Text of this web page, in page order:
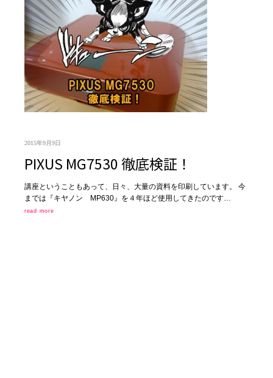
2015年9月9日
PIXUS MG7530 徹底検証！
講座ということもあって、日々、大量の資料を印刷しています。 今
までは『キヤノン MP630』を４年ほど使用してきたのです…
read more